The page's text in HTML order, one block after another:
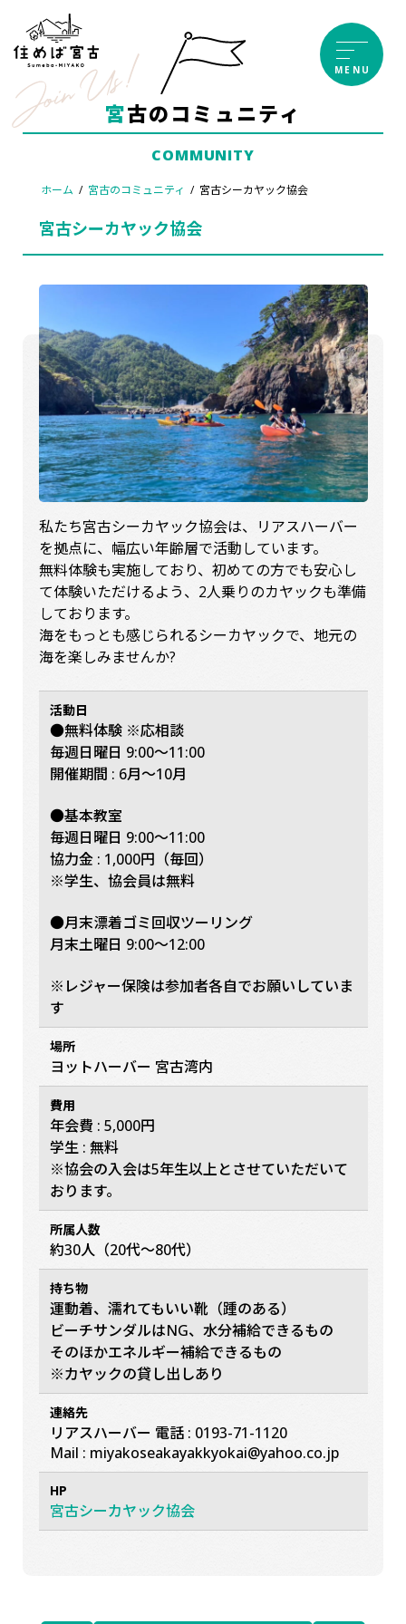
へ
ョ
宮古のコミュニティ
COMMUNITY
ホーム 宮古のコミュニティ 宮古シーカヤック協会
宮古シーカヤック協会
私たち宮古シーカヤック協会は、リアスハーバー
を拠点に、幅広い年齢層で活動しています。
無料体験も実施しており、初めての方でも安心し
て体験いただけるよう、2人乗りのカヤックも準備
しております。
海をもっとも感じられるシーカヤックで、地元の
海を楽しみませんか?
活動日
●無料体験 ※応相談
毎週日曜日 9:00〜11:00
開催期間 : 6月〜10月
●基本教室
毎週日曜日 9:00〜11:00
協力金 : 1,000円（毎回）
※学生、協会員は無料
●月末漂着ゴミ回収ツーリング
月末土曜日 9:00〜12:00
※レジャー保険は参加者各自でお願いしていま
す
場所
ヨットハーバー 宮古湾内
費用
年会費 : 5,000円
学生 : 無料
※協会の入会は5年生以上とさせていただいて
おります。
所属人数
約30人（20代〜80代）
持ち物
運動着、濡れてもいい靴（踵のある）
ビーチサンダルはNG、水分補給できるもの
そのほかエネルギー補給できるもの
※カヤックの貸し出しあり
連絡先
リアスハーバー 電話 : 0193-71-1120
Mail : miyakoseakayakkyokai@yahoo.co.jp
HP
宮古シーカヤック協会
MENU